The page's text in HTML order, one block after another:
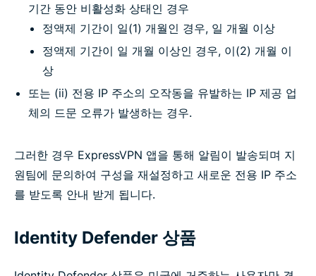
기간 동안 비활성화 상태인 경우
정액제 기간이 일(1) 개월인 경우, 일 개월 이상
정액제 기간이 일 개월 이상인 경우, 이(2) 개월 이
상
또는 (ii) 전용 IP 주소의 오작동을 유발하는 IP 제공 업
체의 드문 오류가 발생하는 경우.
그러한 경우 ExpressVPN 앱을 통해 알림이 발송되며 지
원팀에 문의하여 구성을 재설정하고 새로운 전용 IP 주소
를 받도록 안내 받게 됩니다.
Identity Defender 상품